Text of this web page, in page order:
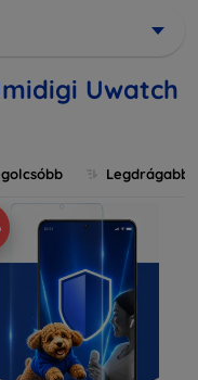
Uwatch
Legdrágabb